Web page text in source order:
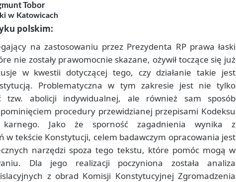
Tobor
w Katowicach
polskim:
na zastosowaniu przez Prezydenta RP prawa łaski
nie zostały prawomocnie skazane, ożywił toczące się już
w kwestii dotyczącej tego, czy działanie takie jest
Problematyczna w tym zakresie jest nie tylko
tzw. abolicji indywidualnej, ale również sam sposób
procedury przewidzianej przepisami Kodeksu
karnego. Jako że sporność zagadnienia wynika z
w tekście Konstytucji, celem badawczym opracowania jest
narzędzi spoza tego tekstu, które pomóc mogą w
Dla jego realizacji poczyniona została analiza
z obrad Komisji Konstytucyjnej Zgromadzenia